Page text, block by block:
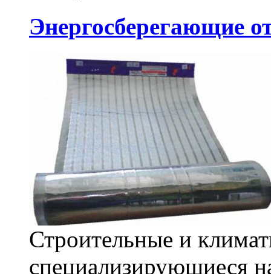
Энергосберегающие
Строительные и
специализирующиеся